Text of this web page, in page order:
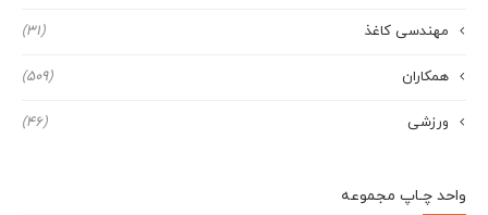
مهندسی کاغذ (31)
همکاران (509)
ورزشی (46)
واحد چـاپ مجموعه